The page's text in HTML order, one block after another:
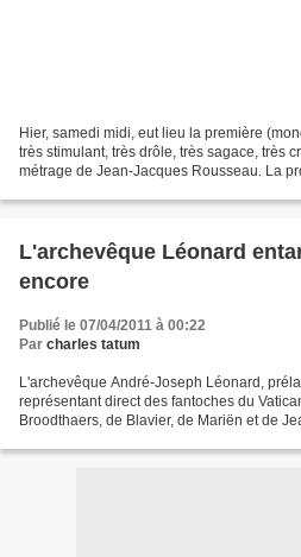
Hier, samedi midi, eut lieu la première
très stimulant, très drôle, très sagace, très
métrage de Jean-Jacques Rousseau. La
L'archevêque Léonard
encore
Publié le 07/04/2011 à 00:22
Par charles tatum
L'archevêque André-Joseph Léonard,
représentant direct des fantoches du
Broodthaers, de Blavier, de Mariën et de